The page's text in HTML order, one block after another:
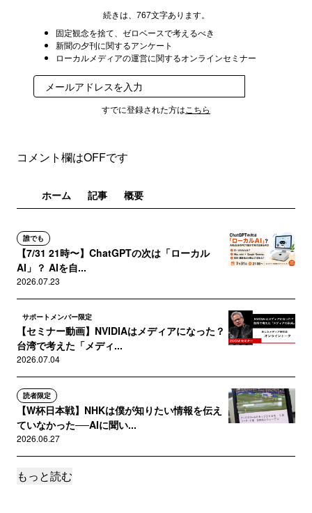
続きは、767文字あります。
固定観念を捨て、ゼロベースで考えるべき
新聞の夕刊に関するアンケート
ローカルメディアの運営に関するオンラインセミナー
すでに登録された方は こちら
コメント欄はOFFです
ホーム 記事 概要
誰でも
【7/31 21時〜】ChatGPTの次は「ローカル
AI」？ AIを自...
2026.07.23
サポートメンバー限定
【セミナー動画】NVIDIAはメディアになった？
台湾で考えた「メディ...
2026.07.04
読者限定
【W杯日本戦】NHKは僕が知りたい情報を伝え
ていなかった──AIに聞い...
2026.06.27
誰でも
もっと読む